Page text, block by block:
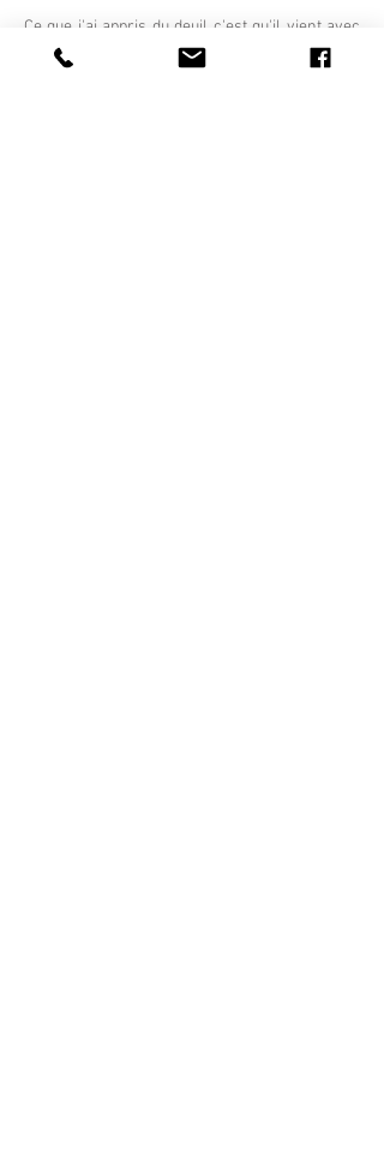
Ce que j'ai appris du deuil c'est qu'il vient avec
une récolte, un héritage. Et qu'il cache un
amour incroyablement fort . Parce qu'on pleure